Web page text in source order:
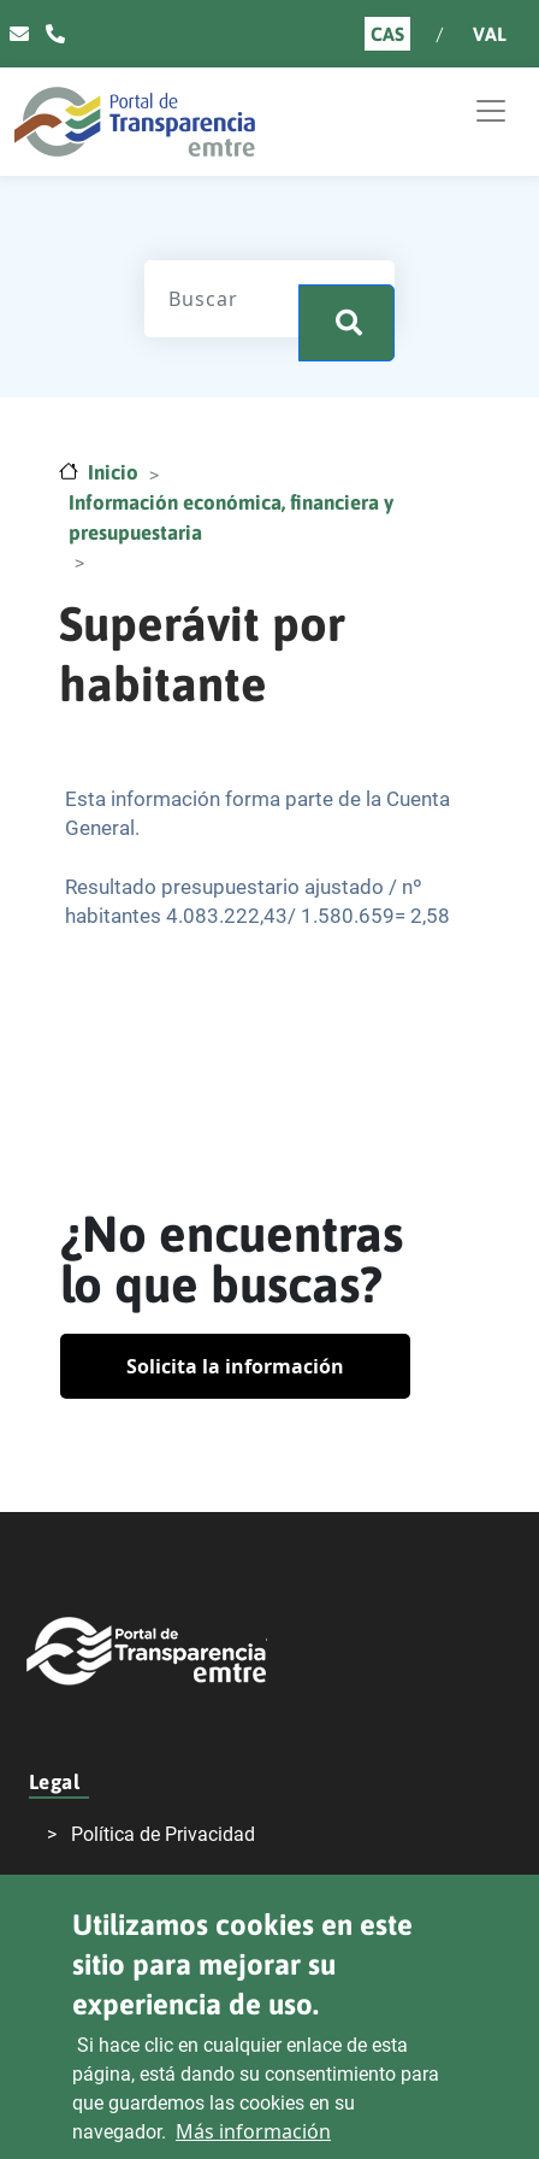
CAS VAL
Inicio
Información económica, financiera y
presupuestaria
Superávit por
habitante
Esta información forma parte de la Cuenta
General.
Resultado presupuestario ajustado / nº
habitantes 4.083.222,43/ 1.580.659= 2,58
¿No encuentras
lo que buscas?
Solicita la información
Legal
Política de Privacidad
Declaración de Accesibilidad
Aviso Legal
Transparencia
Sede Electrónica Derecho de Acceso
Utilizamos cookies en este
sitio para mejorar su
experiencia de uso.
Si hace clic en cualquier enlace de esta
página, está dando su consentimiento para
que guardemos las cookies en su
navegador. Más información